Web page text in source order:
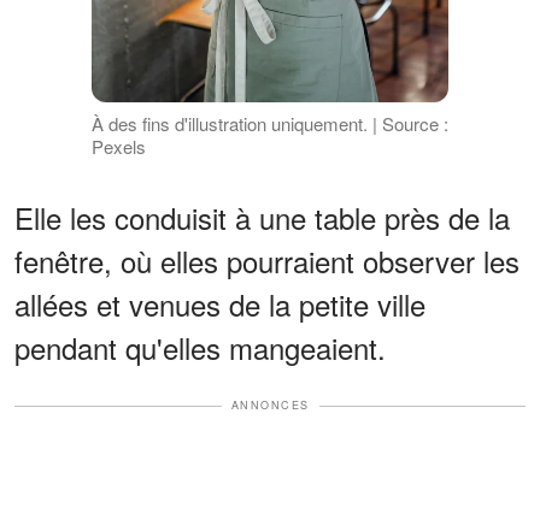
À des fins d'illustration uniquement. | Source :
Pexels
Elle les conduisit à une table près de la
fenêtre, où elles pourraient observer les
allées et venues de la petite ville
pendant qu'elles mangeaient.
ANNONCES